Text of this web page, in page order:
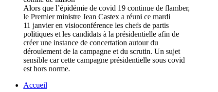
Alors que l’épidémie de covid 19 continue de flamber,
le Premier ministre Jean Castex a réuni ce mardi
11 janvier en visioconférence les chefs de partis
politiques et les candidats à la présidentielle afin de
créer une instance de concertation autour du
déroulement de la campagne et du scrutin. Un sujet
sensible car cette campagne présidentielle sous covid
est hors norme.
Accueil